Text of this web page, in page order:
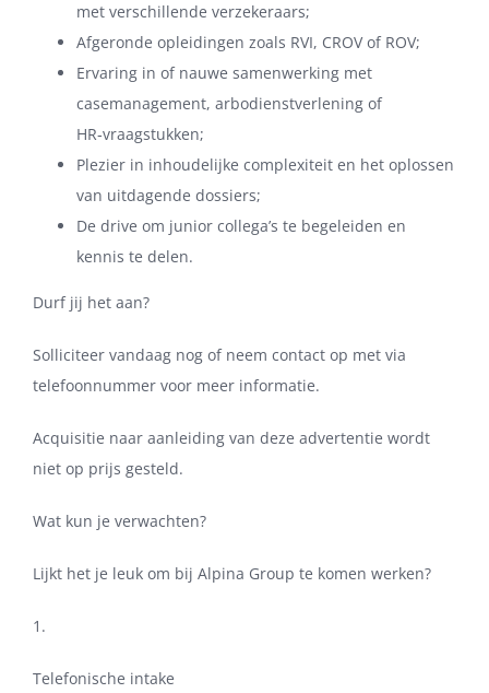
met verschillende verzekeraars;
Afgeronde opleidingen zoals RVI, CROV of ROV;
Ervaring in of nauwe samenwerking met
casemanagement, arbodienstverlening of
HR‑vraagstukken;
Plezier in inhoudelijke complexiteit en het oplossen
van uitdagende dossiers;
De drive om junior collega’s te begeleiden en
kennis te delen.
Durf jij het aan?
Solliciteer vandaag nog of neem contact op met via
telefoonnummer voor meer informatie.
Acquisitie naar aanleiding van deze advertentie wordt
niet op prijs gesteld.
Wat kun je verwachten?
Lijkt het je leuk om bij Alpina Group te komen werken?
1.
Telefonische intake